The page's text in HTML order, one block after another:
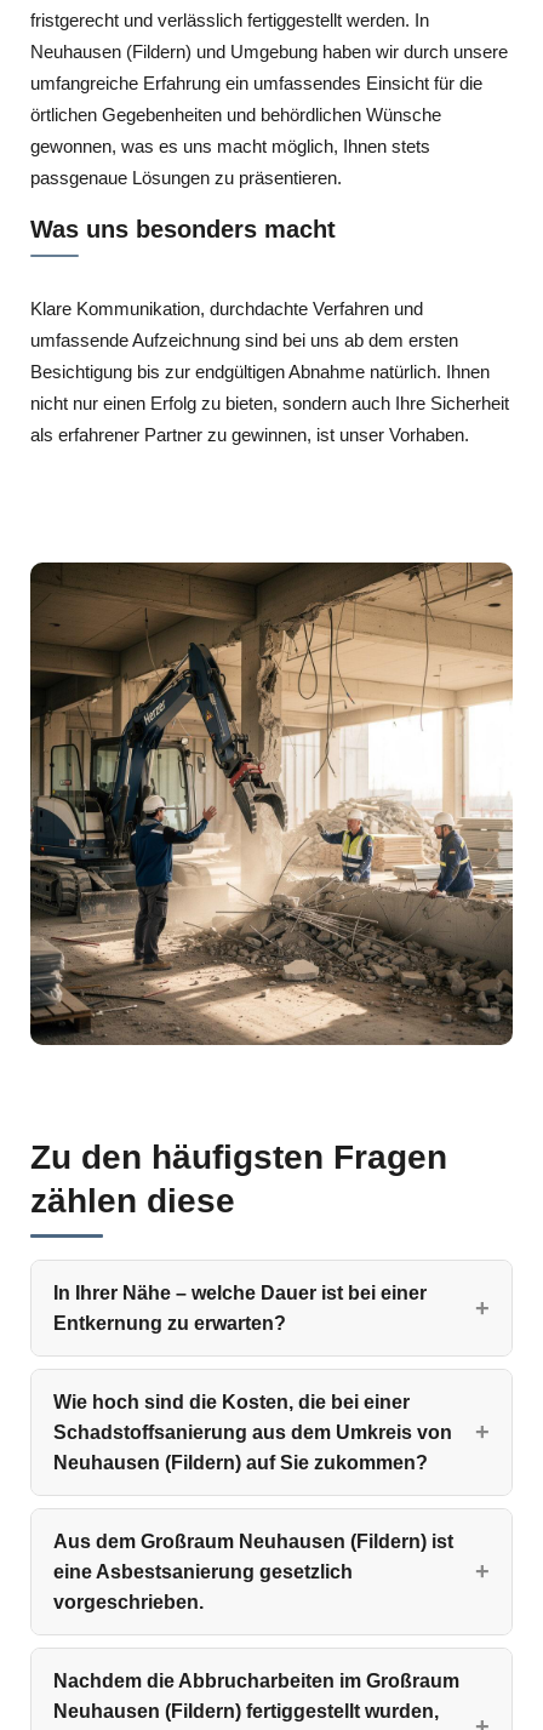
fristgerecht und verlässlich fertiggestellt werden. In
Neuhausen (Fildern) und Umgebung haben wir durch unsere
umfangreiche Erfahrung ein umfassendes Einsicht für die
örtlichen Gegebenheiten und behördlichen Wünsche
gewonnen, was es uns macht möglich, Ihnen stets
passgenaue Lösungen zu präsentieren.
Was uns besonders macht
Klare Kommunikation, durchdachte Verfahren und
umfassende Aufzeichnung sind bei uns ab dem ersten
Besichtigung bis zur endgültigen Abnahme natürlich. Ihnen
nicht nur einen Erfolg zu bieten, sondern auch Ihre Sicherheit
als erfahrener Partner zu gewinnen, ist unser Vorhaben.
Zu den häufigsten Fragen
zählen diese
In Ihrer Nähe – welche Dauer ist bei einer
Entkernung zu erwarten?
Wie hoch sind die Kosten, die bei einer
Schadstoffsanierung aus dem Umkreis von
Neuhausen (Fildern) auf Sie zukommen?
Aus dem Großraum Neuhausen (Fildern) ist
eine Asbestsanierung gesetzlich
vorgeschrieben.
Nachdem die Abbrucharbeiten im Großraum
Neuhausen (Fildern) fertiggestellt wurden,